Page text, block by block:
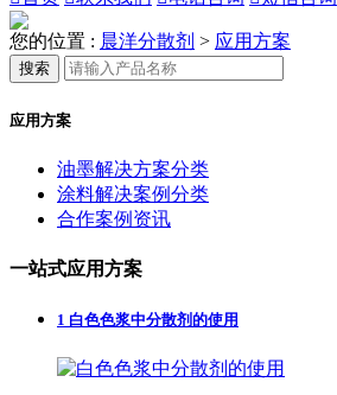
您的位置 : 晨洋分散剂 > 应用方案
搜索
应用方案
油墨解决方案分类
涂料解决案例分类
合作案例资讯
一站式应用方案
1 白色色浆中分散剂的使用